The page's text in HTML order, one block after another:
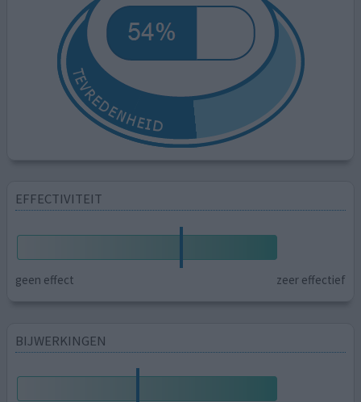
EFFECTIVITEIT
geen effect zeer effectief
BIJWERKINGEN